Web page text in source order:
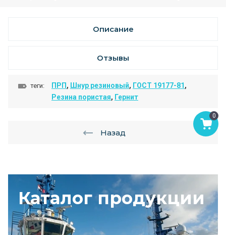
0
Каталог продукции
Описание
Отзывы
теги: ПРП , Шнур резиновый, ГОСТ 19177-81 ,
Резина пористая, Гернит
Назад